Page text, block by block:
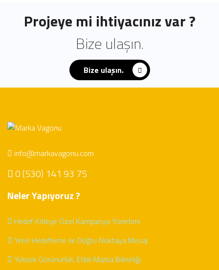
Projeye mi ihtiyacınız var ?
Bize ulaşın.
Bize ulaşın.
info@markavagonu.com
0 (530) 141 93 75
Neler Yapıyoruz ?
Hedef Kitleye Özel Kampanya Yönetimi
Yerel Hedefleme ile Doğru Noktaya Mesaj
Yüksek Görünürlük, Etkili Marka Bilinirliği